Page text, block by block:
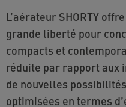
L’aérateur SHORTY offre aux fabricants une plus
grande liberté pour
compacts et
réduite par rapport aux
de nouvelles
optimisées en termes